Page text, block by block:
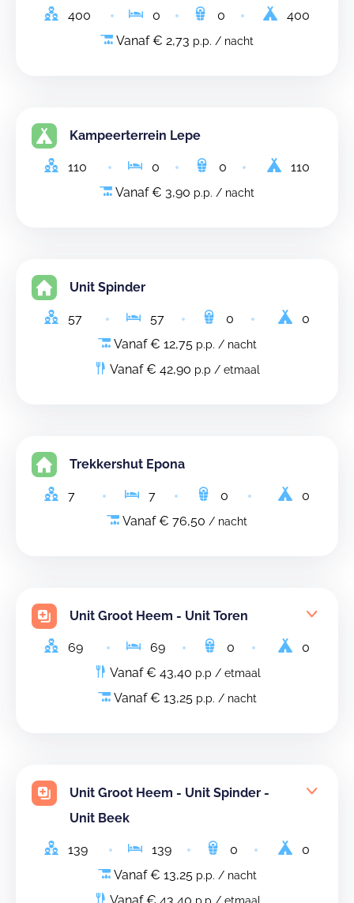
400 0 0
400
Vanaf € 2,73 p.p. / nacht
Kampeerterrein Lepe
110 0 0
110
Vanaf € 3,90 p.p. / nacht
Unit Spinder
57 57 0
0
Vanaf € 12,75 p.p. / nacht
Vanaf € 42,90 p.p / etmaal
Trekkershut Epona
7 7 0
0
Vanaf € 76,50 / nacht
Unit Groot Heem - Unit Toren
69 69 0
0
Vanaf € 43,40 p.p / etmaal
Vanaf € 13,25 p.p. / nacht
Unit Groot Heem - Unit Spinder -
Unit Beek
139 139 0
0
Vanaf € 13,25 p.p. / nacht